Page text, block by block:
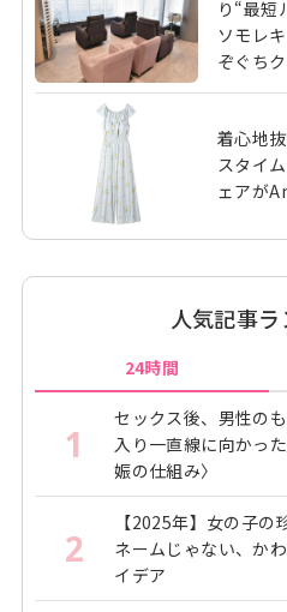
り“最短
ソモレ
ぞぐち
着心地
スタイ
ェアが
人気記事
24時間
1
セックス後、男性の
入り一直線に向かっ
娠の仕組み〉
2
【2025年】女の子
ネームじゃない、か
イデア